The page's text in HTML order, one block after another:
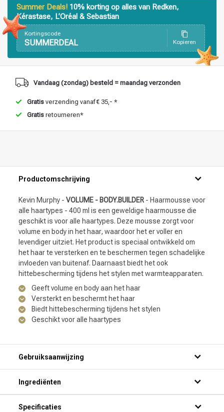
Summer Deals! 10% korting op alles van Redken,
Kérastase, L’Oréal & Sebastian
Kortingscode
SUMMERDEAL Kopieren
Vandaag (zondag) besteld = maandag verzonden
Gratis verzending vanaf € 35,- *
Gratis retourneren*
Productomschrijving
Kevin Murphy - VOLUME - BODY.BUILDER - Haarmousse voor
alle haartypes - 400 ml is een geweldige haarmousse die
geschikt is voor alle haartypes. Deze mousse zorgt voor
volume en body in het haar, waardoor het er voller en
levendiger uitziet. Het product is speciaal ontwikkeld om
het haar te versterken en te beschermen tegen schadelijke
invloeden van buitenaf. Daarnaast biedt het ook
hittebescherming tijdens het stylen met warmteapparaten.
Geeft volume en body aan het haar
Versterkt en beschermt het haar
Biedt hittebescherming tijdens het stylen
Geschikt voor alle haartypes
Gebruiksaanwijzing
Ingrediënten
Specificaties